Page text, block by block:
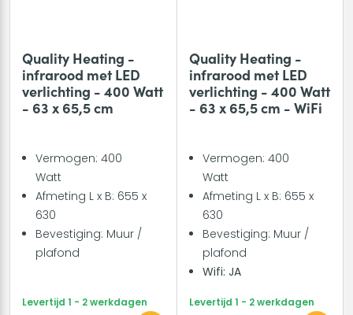
Quality Heating -
infrarood met LED
verlichting - 400 Watt
- 63 x 65,5 cm
Vermogen: 400
Watt
Afmeting L x B: 655 x
630
Bevestiging: Muur /
plafond
Levertijd 1 - 2 werkdagen
Quality Heating -
infrarood met LED
verlichting - 400 Watt
- 63 x 65,5 cm - WiFi
Vermogen: 400
Watt
Afmeting L x B: 655 x
630
Bevestiging: Muur /
plafond
Wifi: JA
Levertijd 1 - 2 werkdagen